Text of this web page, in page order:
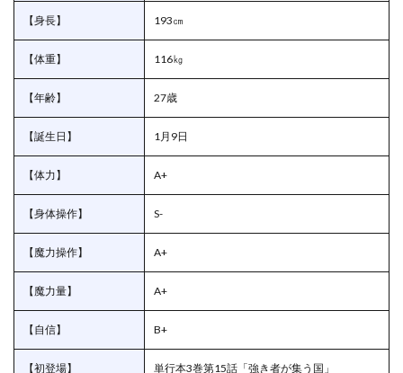
ケルヴ
1.2
ンの
能力
ケルヴ
ィンの
技・魔
法
ケル
【身長】 193㎝
【体重】 116㎏
【年齢】 27歳
【誕生日】 1月9日
【体力】 A+
【身体操作】 S-
【魔力操作】 A+
【魔力量】 A+
【自信】 B+
【初登場】 単行本3巻第15話「強き者が集う国」